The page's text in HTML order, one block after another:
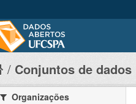
Conjuntos de dados
Organizações